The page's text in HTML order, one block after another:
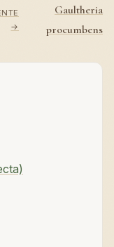
→
Gaultheria
procumbens